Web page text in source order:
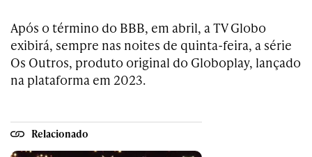
Após o término do BBB, em abril, a TV Globo
exibirá, sempre nas noites de quinta-feira, a série
Os Outros, produto original do Globoplay, lançado
na plataforma em 2023.
Relacionado